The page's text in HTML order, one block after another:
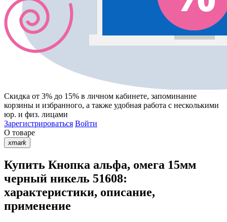
Скидка от 3% до 15% в личном кабинете, запоминание
корзины и избранного, а также удобная работа с несколькими
юр. и физ. лицами
Зарегистрироваться Войти
О товаре
xmark
Купить Кнопка альфа, омега 15мм
черный никель 51608:
характеристики, описание,
применение